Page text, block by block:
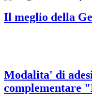
Il meglio della
Modalita' di
complementare